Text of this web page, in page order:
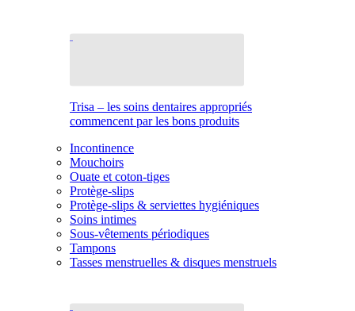
Trisa – les soins dentaires appropriés
commencent par les bons produits
Incontinence
Mouchoirs
Ouate et coton-tiges
Protège-slips
Protège-slips & serviettes hygiéniques
Soins intimes
Sous-vêtements périodiques
Tampons
Tasses menstruelles & disques menstruels